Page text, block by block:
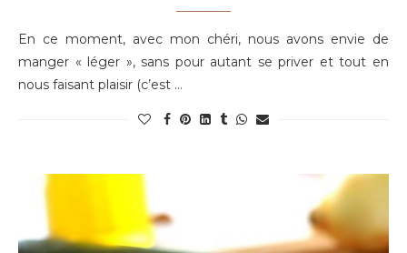
En ce moment, avec mon chéri, nous avons envie de
manger « léger », sans pour autant se priver et tout en
nous faisant plaisir (c’est …